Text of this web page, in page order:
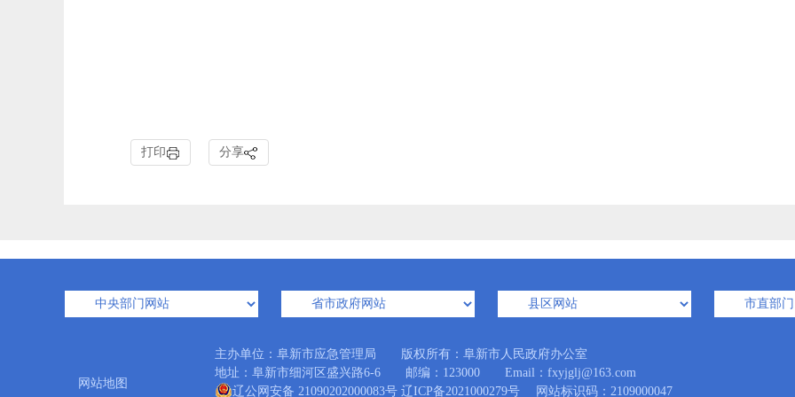
打印 分享
网站地图
主办单位：阜新市应急管理局 版权所有：阜新市人民政府办公室
地址：阜新市细河区盛兴路6-6 邮编：123000 Email：fxyjglj@163.com
辽公网安备 21090202000083号 辽ICP备2021000279号 网站标识码：2109000047